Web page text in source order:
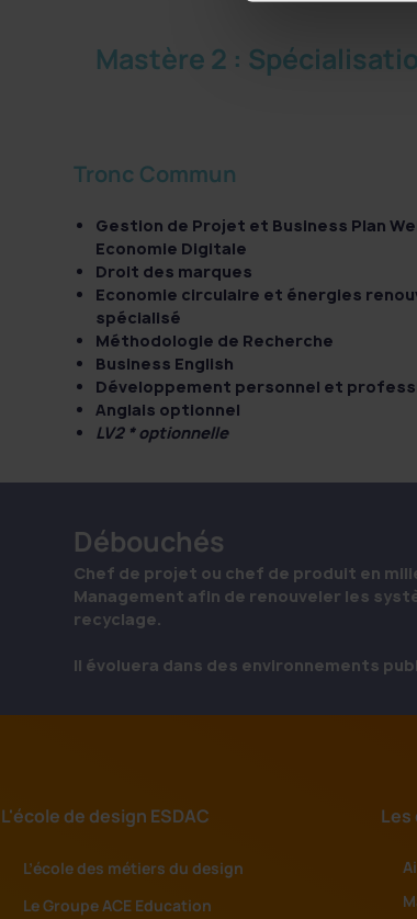
Mastère 2 :
Tronc Commun
Gestion de Projet et Business Plan
Economie Digitale
Droit des marques
Economie circulaire et énergies
spécialisé
Méthodologie de Recherche
Business English
Développement personnel et
Anglais optionnel
LV2 * optionnelle
Débouchés
Chef de projet ou chef de produit en
Management afin de renouveler les
recyclage.
Il évoluera dans des environnements
L'école de design ESDAC
L’école des métiers du design
Le Groupe ACE Education
Les